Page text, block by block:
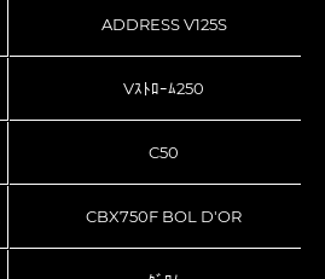
ADDRESS V125S
Vｽﾄﾛｰﾑ250
C50
CBX750F BOL D'OR